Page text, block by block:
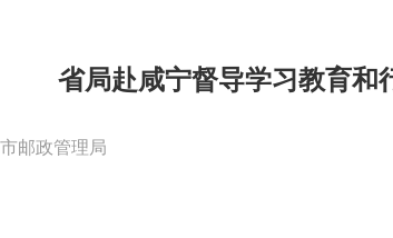
省局赴咸宁督导学习教育和
邮政管理局